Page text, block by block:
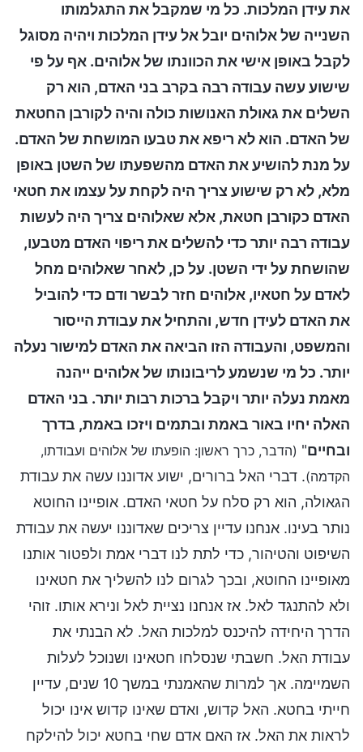
את עידן המלכות. כל מי שמקבל את התגלמותו
השנייה של אלוהים יובל אל עידן המלכות ויהיה מסוגל
לקבל באופן אישי את הכוונתו של אלוהים. אף על פי
שישוע עשה עבודה רבה בקרב בני האדם, הוא רק
השלים את גאולת האנושות כולה והיה לקורבן החטאת
של האדם. הוא לא ריפא את טבעו המושחת של האדם.
על מנת להושיע את האדם מהשפעתו של השטן באופן
מלא, לא רק שישוע צריך היה לקחת על עצמו את חטאי
האדם כקורבן חטאת, אלא שאלוהים צריך היה לעשות
עבודה רבה יותר כדי להשלים את ריפוי האדם מטבעו,
שהושחת על ידי השטן. על כן, לאחר שאלוהים מחל
לאדם על חטאיו, אלוהים חזר לבשר ודם כדי להוביל
את האדם לעידן חדש, והתחיל את עבודת הייסור
והמשפט, והעבודה הזו הביאה את האדם למישור נעלה
יותר. כל מי שנשמע לריבונותו של אלוהים ייהנה
מאמת נעלה יותר ויקבל ברכות רבות יותר. בני האדם
האלה יחיו באור באמת ובתמים ויזכו באמת, בדרך
ובחיים" (הדבר, כרך ראשון: הופעתו של אלוהים ועבודתו,
הקדמה). דברי האל ברורים, ישוע אדוננו עשה את עבודת
הגאולה, הוא רק סלח על חטאי האדם. אופיינו החוטא
נותר בעינו. אנחנו עדיין צריכים שאדוננו יעשה את עבודת
השיפוט והטיהור, כדי לתת לנו דברי אמת ולפטור אותנו
מאופיינו החוטא, ובכך לגרום לנו להשליך את חטאינו
ולא להתנגד לאל. אז אנחנו נציית לאל ונירא אותו. זוהי
הדרך היחידה להיכנס למלכות האל. לא הבנתי את
עבודת האל. חשבתי שנסלחו חטאינו ושנוכל לעלות
השמיימה. אך למרות שהאמנתי במשך 10 שנים, עדיין
חייתי בחטא. האל קדוש, ואדם שאינו קדוש אינו יכול
לראות את האל. אז האם אדם שחי בחטא יכול להילקח